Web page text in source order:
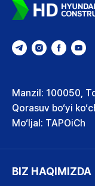
Manzil: 100050,
Qorasuv bo‘yi
Mo‘ljal: TAPOiCh
BIZ HAQIMIZDA